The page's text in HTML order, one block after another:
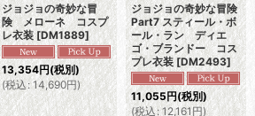
ジョジョの奇妙な冒
険 メローネ コスプ
レ衣装 [DM1889]
13,354円(税別)
(税込 : 14,690円)
ジョジョの奇妙な冒険
Part7 スティール・ボ
ール・ラン ディエ
ゴ・ブランドー コス
プレ衣装 [DM2493]
11,055円(税別)
(税込: 12,161円)